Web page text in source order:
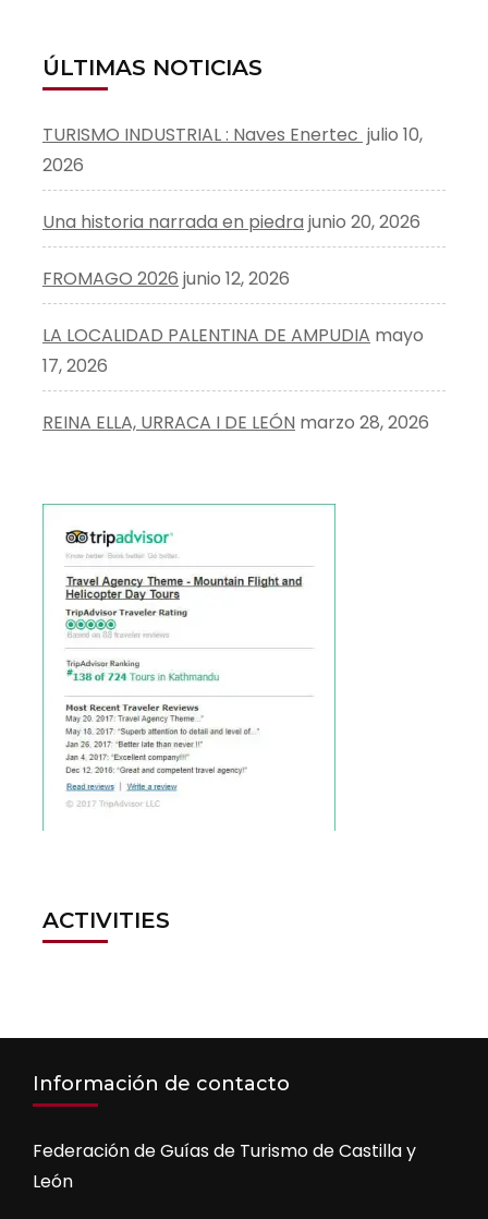
ÚLTIMAS NOTICIAS
TURISMO INDUSTRIAL : Naves Enertec julio 10,
2026
Una historia narrada en piedra junio 20, 2026
FROMAGO 2026 junio 12, 2026
LA LOCALIDAD PALENTINA DE AMPUDIA mayo
17, 2026
REINA ELLA, URRACA I DE LEÓN marzo 28, 2026
ACTIVITIES
Información de contacto
Federación de Guías de Turismo de Castilla y
León